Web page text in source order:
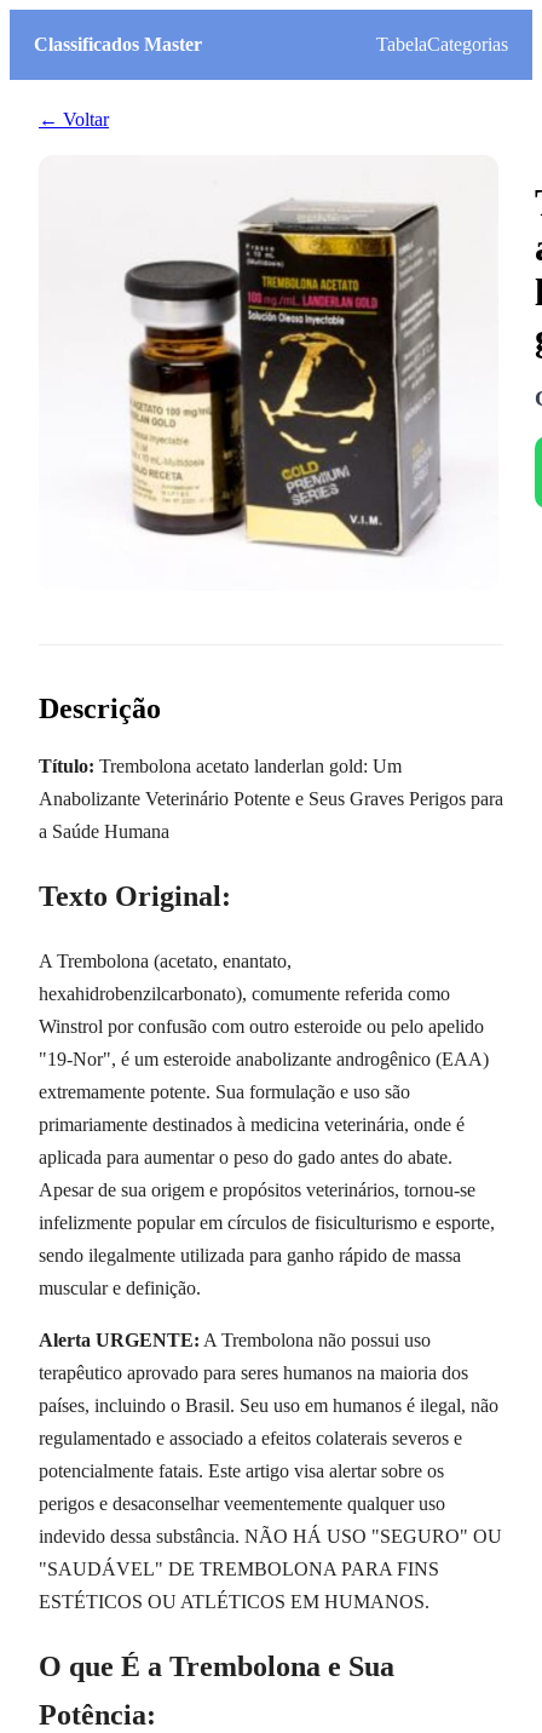
Classificados Master TabelaCategorias
← Voltar
Descrição
Título: Trembolona acetato landerlan gold: Um
Anabolizante Veterinário Potente e Seus Graves Perigos para
a Saúde Humana
Texto Original:
A Trembolona (acetato, enantato,
hexahidrobenzilcarbonato), comumente referida como
Winstrol por confusão com outro esteroide ou pelo apelido
"19-Nor", é um esteroide anabolizante androgênico (EAA)
extremamente potente. Sua formulação e uso são
primariamente destinados à medicina veterinária, onde é
aplicada para aumentar o peso do gado antes do abate.
Apesar de sua origem e propósitos veterinários, tornou-se
infelizmente popular em círculos de fisiculturismo e esporte,
sendo ilegalmente utilizada para ganho rápido de massa
muscular e definição.
Alerta URGENTE: A Trembolona não possui uso
terapêutico aprovado para seres humanos na maioria dos
países, incluindo o Brasil. Seu uso em humanos é ilegal, não
regulamentado e associado a efeitos colaterais severos e
potencialmente fatais. Este artigo visa alertar sobre os
perigos e desaconselhar veementemente qualquer uso
indevido dessa substância. NÃO HÁ USO "SEGURO" OU
"SAUDÁVEL" DE TREMBOLONA PARA FINS
ESTÉTICOS OU ATLÉTICOS EM HUMANOS.
O que É a Trembolona e Sua
Potência: